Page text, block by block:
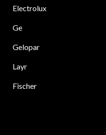
Electrolux
Ge
Gelopar
Layr
Fischer